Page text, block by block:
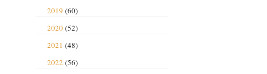
2019 (60)
2020 (52)
2021 (48)
2022 (56)